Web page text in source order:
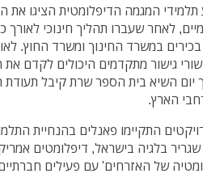
המגמה הדיפלומטית הציגו את
לאחר שעברו תהליך חינוכי
במשרד החינוך ומשרד החוץ.
גישור מתקדמים היכולים לקדם את
הארץ.
התקיימו פאנלים בהנחיית
שגריר בלגיה בישראל, דיפלומטים
של האזרחים' עם פעילים